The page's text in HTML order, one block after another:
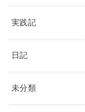
実践記
日記
未分類